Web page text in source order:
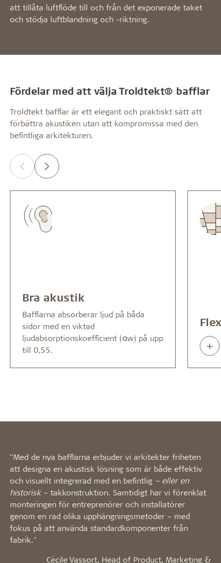
att tillåta luftflöde till och från det exponerade taket
och stödja luftblandning och -riktning.
Fördelar med att välja Troldtekt® bafflar
Troldtekt bafflar är ett elegant och praktiskt sätt att
förbättra akustiken utan att kompromissa med den
befintliga arkitekturen.
Bra akustik
Bafflarna absorberar ljud på båda
sidor med en viktad
ljudabsorptionskoefficient (αw) på upp
till 0,55.
"Med de nya bafflarna erbjuder vi arkitekter friheten
att designa en akustisk lösning som är både effektiv
och visuellt integrerad med en befintlig – eller en
historisk– takkonstruktion. Samtidigt har vi förenklat
monteringen för entreprenörer och installatörer
genom en rad olika upphängningsmetoder – med
fokus på att använda standardkomponenter från
fabrik."
Cécile Vassort, Head of Product, Marketing &